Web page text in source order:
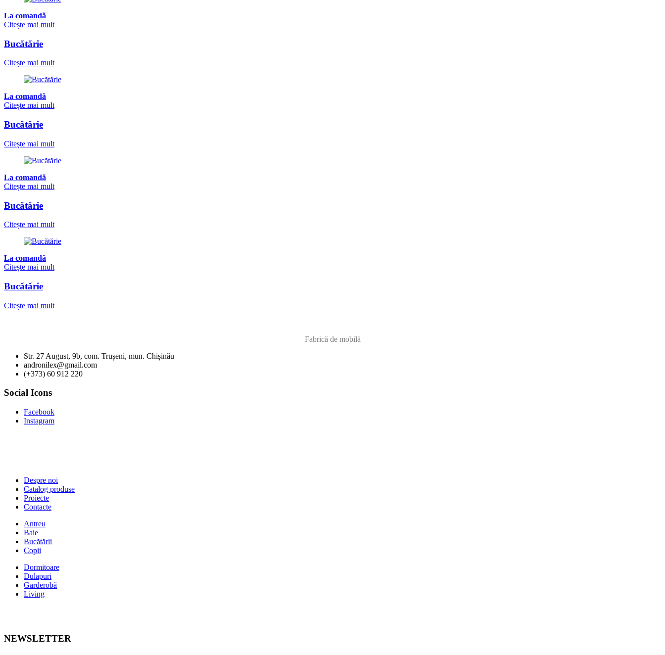
La comandă
Citește mai mult
Bucătărie
Citește mai mult
La comandă
Citește mai mult
Bucătărie
Citește mai mult
La comandă
Citește mai mult
Bucătărie
Citește mai mult
La comandă
Citește mai mult
Bucătărie
Citește mai mult
Fabrică de mobilă
Str. 27 August, 9b, com. Trușeni, mun. Chișinău
andronilex@gmail.com
(+373) 60 912 220
Social Icons
Facebook
Instagram
Despre noi
Catalog produse
Proiecte
Contacte
Antreu
Baie
Bucătării
Copii
Dormitoare
Dulapuri
Garderobă
Living
NEWSLETTER